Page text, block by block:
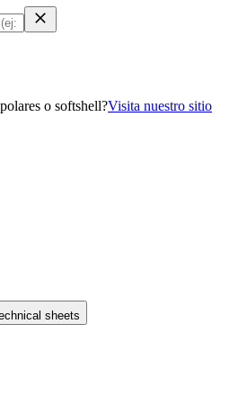
o softshell?Visita nuestro sitio
sheets